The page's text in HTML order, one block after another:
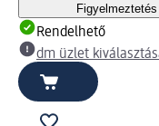
Figyelmeztetés
Rendelhető
dm üzlet